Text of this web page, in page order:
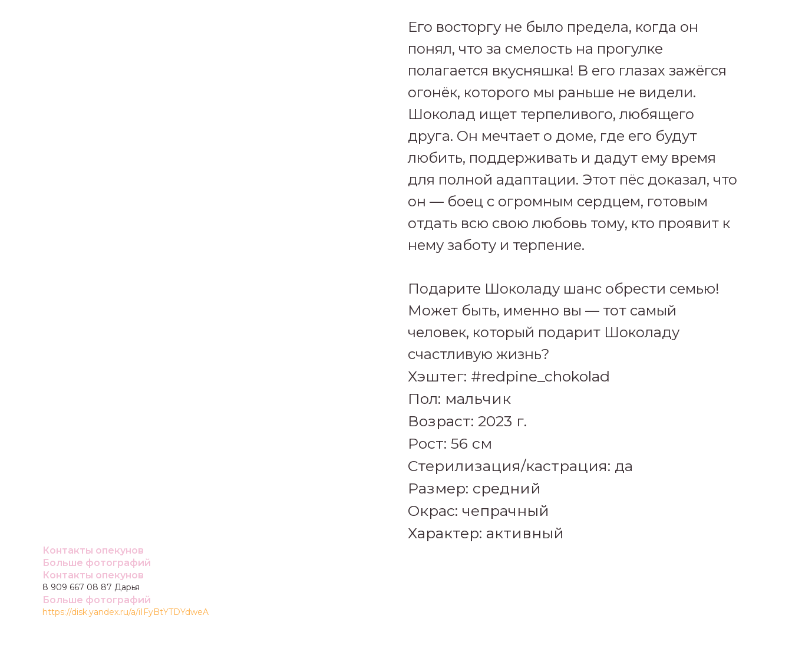
Его восторгу не было предела, когда он
понял, что за смелость на прогулке
полагается вкусняшка! В его глазах зажёгся
огонёк, которого мы раньше не видели.
Шоколад ищет терпеливого, любящего
друга. Он мечтает о доме, где его будут
любить, поддерживать и дадут ему время
для полной адаптации. Этот пёс доказал, что
он — боец с огромным сердцем, готовым
отдать всю свою любовь тому, кто проявит к
нему заботу и терпение.
Подарите Шоколаду шанс обрести семью!
Может быть, именно вы — тот самый
человек, который подарит Шоколаду
счастливую жизнь?
Хэштег: #redpine_chokolad
Пол: мальчик
Возраст: 2023 г.
Рост: 56 см
Стерилизация/кастрация: да
Размер: средний
Окрас: чепрачный
Характер: активный
Контакты опекунов
Больше фотографий
Контакты опекунов
8 909 667 08 87 Дарья
Больше фотографий
https://disk.yandex.ru/a/iIFyBtYTDYdweA